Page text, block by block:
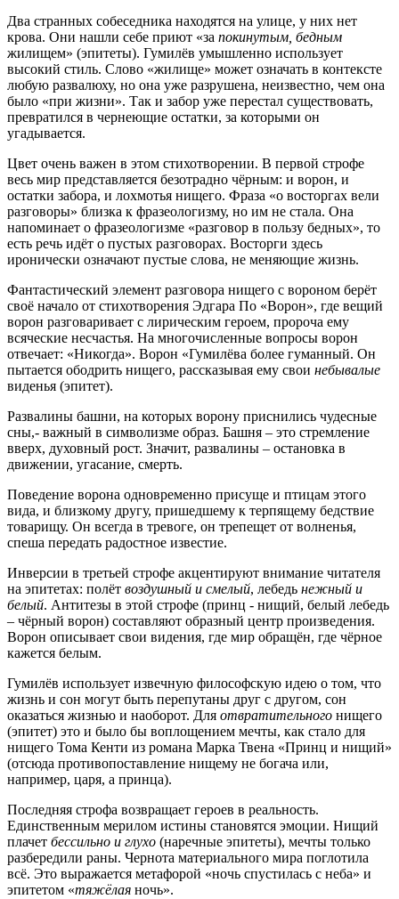
Два странных собеседника находятся на улице, у них нет
крова. Они нашли себе приют «за покинутым, бедным
жилищем» (эпитеты). Гумилёв умышленно использует
высокий стиль. Слово «жилище» может означать в контексте
любую развалюху, но она уже разрушена, неизвестно, чем она
было «при жизни». Так и забор уже перестал существовать,
превратился в чернеющие остатки, за которыми он
угадывается.
Цвет очень важен в этом стихотворении. В первой строфе
весь мир представляется безотрадно чёрным: и ворон, и
остатки забора, и лохмотья нищего. Фраза «о восторгах вели
разговоры» близка к фразеологизму, но им не стала. Она
напоминает о фразеологизме «разговор в пользу бедных», то
есть речь идёт о пустых разговорах. Восторги здесь
иронически означают пустые слова, не меняющие жизнь.
Фантастический элемент разговора нищего с вороном берёт
своё начало от стихотворения Эдгара По «Ворон», где вещий
ворон разговаривает с лирическим героем, пророча ему
всяческие несчастья. На многочисленные вопросы ворон
отвечает: «Никогда». Ворон «Гумилёва более гуманный. Он
пытается ободрить нищего, рассказывая ему свои небывалые
виденья (эпитет).
Развалины башни, на которых ворону приснились чудесные
сны,- важный в символизме образ. Башня – это стремление
вверх, духовный рост. Значит, развалины – остановка в
движении, угасание, смерть.
Поведение ворона одновременно присуще и птицам этого
вида, и близкому другу, пришедшему к терпящему бедствие
товарищу. Он всегда в тревоге, он трепещет от волненья,
спеша передать радостное известие.
Инверсии в третьей строфе акцентируют внимание читателя
на эпитетах: полёт воздушный и смелый, лебедь нежный и
белый. Антитезы в этой строфе (принц - нищий, белый лебедь
– чёрный ворон) составляют образный центр произведения.
Ворон описывает свои видения, где мир обращён, где чёрное
кажется белым.
Гумилёв использует извечную философскую идею о том, что
жизнь и сон могут быть перепутаны друг с другом, сон
оказаться жизнью и наоборот. Для отвратительного нищего
(эпитет) это и было бы воплощением мечты, как стало для
нищего Тома Кенти из романа Марка Твена «Принц и нищий»
(отсюда противопоставление нищему не богача или,
например, царя, а принца).
Последняя строфа возвращает героев в реальность.
Единственным мерилом истины становятся эмоции. Нищий
плачет бессильно и глухо (наречные эпитеты), мечты только
разбередили раны. Чернота материального мира поглотила
всё. Это выражается метафорой «ночь спустилась с неба» и
эпитетом «тяжёлая ночь».